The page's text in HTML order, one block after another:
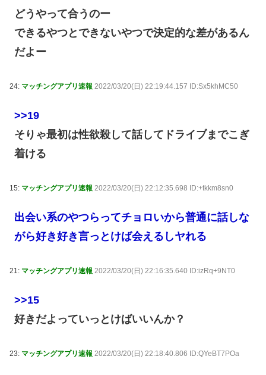
どうやって合うのー
できるやつとできないやつで決定的な差があるん
だよー
24: マッチングアプリ速報 2022/03/20(日) 22:19:44.157 ID:Sx5khMC50
>>19
そりゃ最初は性欲殺して話してドライブまでこぎ
着ける
15: マッチングアプリ速報 2022/03/20(日) 22:12:35.698 ID:+tkkm8sn0
出会い系のやつらってチョロいから普通に話しな
がら好き好き言っとけば会えるしヤれる
21: マッチングアプリ速報 2022/03/20(日) 22:16:35.640 ID:izRq+9NT0
>>15
好きだよっていっとけばいいんか？
23: マッチングアプリ速報 2022/03/20(日) 22:18:40.806 ID:QYeBT7POa